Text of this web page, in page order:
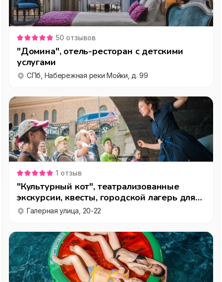
50 отзывов
"Домина", отель-ресторан с детскими
услугами
СПб, Набережная реки Мойки, д. 99
1 отзыв
"Культурный кот", театрализованные
экскурсии, квесты, городской лагерь для
детей
Галерная улица, 20-22